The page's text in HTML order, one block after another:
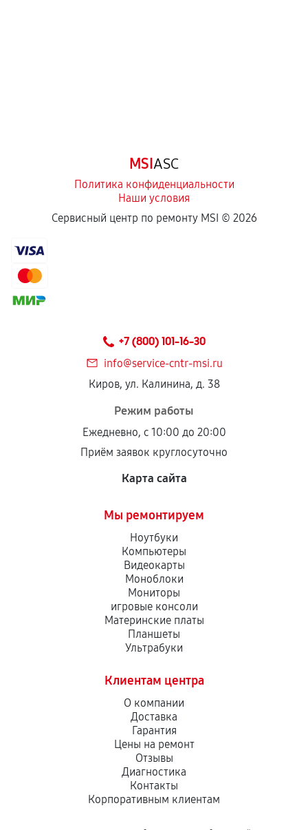
отдельных условиях.
Если комплектующие куплены
сохраняться полностью или частично, если
соблюдены следующие условия:
центром.
При этом гарантия на сами комплектующие
продавца. За качество сторонних деталей
сервисный центр ответственности не несет.
MSIASC
Политика конфиденциальности
Наши условия
Сервисный центр по ремонту MSI © 2026
+7 (800) 101-16-30
info@service-cntr-msi.ru
Киров, ул. Калинина, д. 38
Режим работы
Ежедневно, с 10:00 до 20:00
Приём заявок круглосуточно
Карта сайта
Мы ремонтируем
Ноутбуки
Компьютеры
Видеокарты
Моноблоки
Мониторы
игровые консоли
Материнские платы
Планшеты
Ультрабуки
Клиентам центра
О компании
Доставка
Гарантия
Цены на ремонт
Отзывы
Диагностика
Контакты
Корпоративным клиентам